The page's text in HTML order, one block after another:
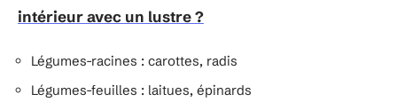
intérieur avec un lustre ?
Légumes-racines : carottes, radis
Légumes-feuilles : laitues, épinards